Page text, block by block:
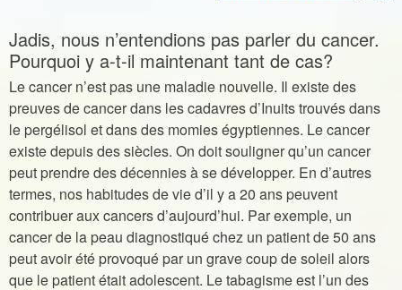
Jadis, nous n’entendions pas parler du cancer.
Pourquoi y a-t-il maintenant tant de cas?
Le cancer n’est pas une maladie nouvelle. Il existe des
preuves de cancer dans les cadavres d’Inuits trouvés dans
le pergélisol et dans des momies égyptiennes. Le cancer
existe depuis des siècles. On doit souligner qu’un cancer
peut prendre des décennies à se développer. En d’autres
termes, nos habitudes de vie d’il y a 20 ans peuvent
contribuer aux cancers d’aujourd’hui. Par exemple, un
cancer de la peau diagnostiqué chez un patient de 50 ans
peut avoir été provoqué par un grave coup de soleil alors
que le patient était adolescent. Le tabagisme est l’un des